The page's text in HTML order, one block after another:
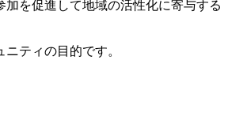
加を促進して地域の活性化に寄与する
ティの目的です。